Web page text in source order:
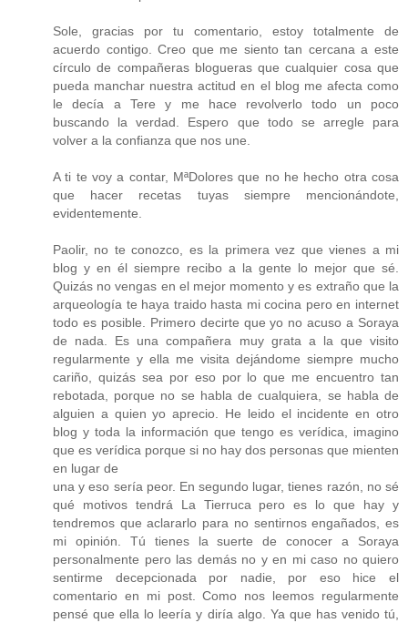
Sole, gracias por tu comentario, estoy totalmente de
acuerdo contigo. Creo que me siento tan cercana a este
círculo de compañeras blogueras que cualquier cosa que
pueda manchar nuestra actitud en el blog me afecta como
le decía a Tere y me hace revolverlo todo un poco
buscando la verdad. Espero que todo se arregle para
volver a la confianza que nos une.
A ti te voy a contar, MªDolores que no he hecho otra cosa
que hacer recetas tuyas siempre mencionándote,
evidentemente.
Paolir, no te conozco, es la primera vez que vienes a mi
blog y en él siempre recibo a la gente lo mejor que sé.
Quizás no vengas en el mejor momento y es extraño que la
arqueología te haya traido hasta mi cocina pero en internet
todo es posible. Primero decirte que yo no acuso a Soraya
de nada. Es una compañera muy grata a la que visito
regularmente y ella me visita dejándome siempre mucho
cariño, quizás sea por eso por lo que me encuentro tan
rebotada, porque no se habla de cualquiera, se habla de
alguien a quien yo aprecio. He leido el incidente en otro
blog y toda la información que tengo es verídica, imagino
que es verídica porque si no hay dos personas que mienten
en lugar de
una y eso sería peor. En segundo lugar, tienes razón, no sé
qué motivos tendrá La Tierruca pero es lo que hay y
tendremos que aclararlo para no sentirnos engañados, es
mi opinión. Tú tienes la suerte de conocer a Soraya
personalmente pero las demás no y en mi caso no quiero
sentirme decepcionada por nadie, por eso hice el
comentario en mi post. Como nos leemos regularmente
pensé que ella lo leería y diría algo. Ya que has venido tú,